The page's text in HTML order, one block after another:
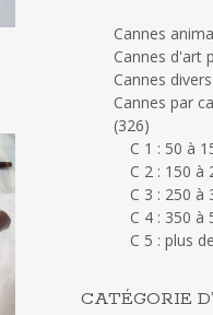
Cannes
Cannes d'art
Cannes divers
Cannes par
(326)
C 1 : 50 à
C 2 : 150 à
C 3 : 250 à
C 4 : 350 à
C 5 : plus
CATÉGORIE